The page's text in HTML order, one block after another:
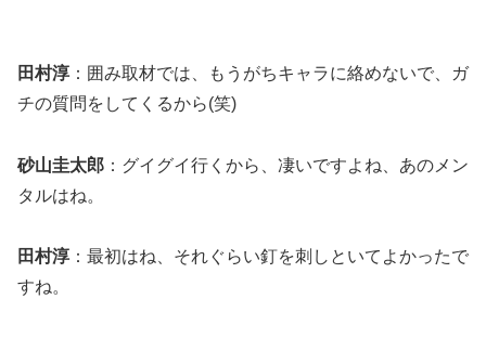
田村淳 ：囲み取材では、もうがちキャラに絡めないで、ガ
チの質問をしてくるから(笑)
砂山圭太郎 ：グイグイ行くから、凄いですよね、あのメン
タルはね。
田村淳 ：最初はね、それぐらい釘を刺しといてよかったで
すね。